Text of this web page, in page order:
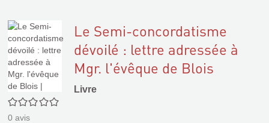
0/5
0 avis
Le Semi-concordatisme
dévoilé : lettre adressée à
Mgr. l'évêque de Blois
Livre